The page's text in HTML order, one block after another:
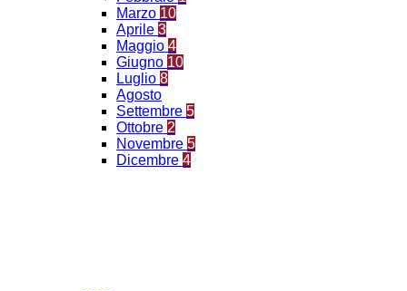
Marzo 10
Aprile 3
Maggio 4
Giugno 10
Luglio 8
Agosto
Settembre 5
Ottobre 2
Novembre 5
Dicembre 4